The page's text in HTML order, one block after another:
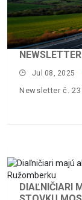
Jul 08, 2025
Newsletter č.
DIAĽNIČIARI